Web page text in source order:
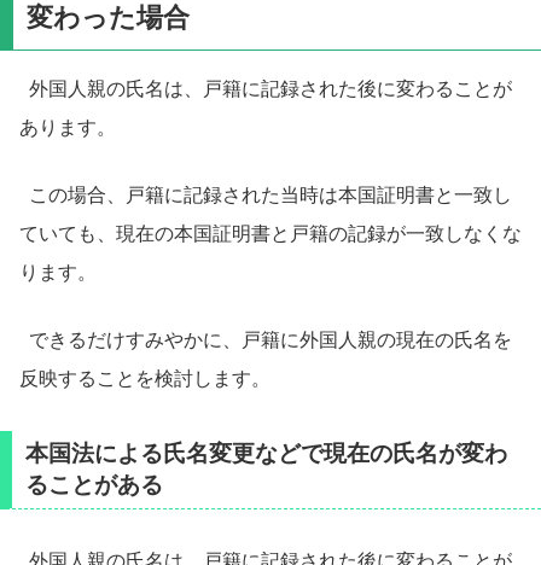
変わった場合
外国人親の氏名は、戸籍に記録された後に変わることが
あります。
この場合、戸籍に記録された当時は本国証明書と一致し
ていても、現在の本国証明書と戸籍の記録が一致しなくな
ります。
できるだけすみやかに、戸籍に外国人親の現在の氏名を
反映することを検討します。
本国法による氏名変更などで現在の氏名が変わ
ることがある
外国人親の氏名は、戸籍に記録された後に変わることが